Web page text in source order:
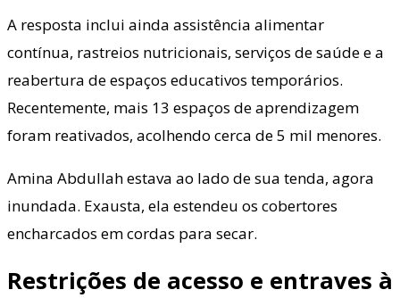
A resposta inclui ainda assistência alimentar
contínua, rastreios nutricionais, serviços de saúde e a
reabertura de espaços educativos temporários.
Recentemente, mais 13 espaços de aprendizagem
foram reativados, acolhendo cerca de 5 mil menores.
Amina Abdullah estava ao lado de sua tenda, agora
inundada. Exausta, ela estendeu os cobertores
encharcados em cordas para secar.
Restrições de acesso e entraves à